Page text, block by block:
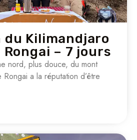
du Kilimandjaro
Rongai – 7 jours
nord, plus douce, du mont
Rongai a la réputation d’être